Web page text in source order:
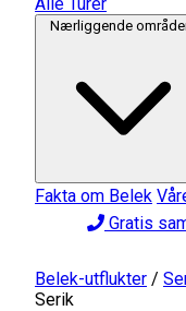
Nærliggende
Fakta om Belek
Gratis
Belek-utflukter /
Serik